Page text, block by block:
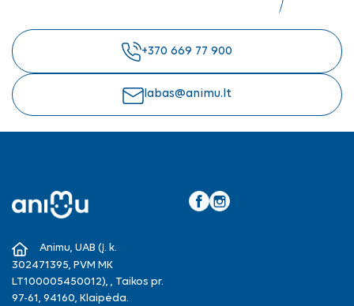
+370 669 77 900
labas@animu.lt
Animu, UAB (Į. k.
302471395, PVM MK
LT100005450012), , Taikos pr.
97-61, 94160, Klaipėda.